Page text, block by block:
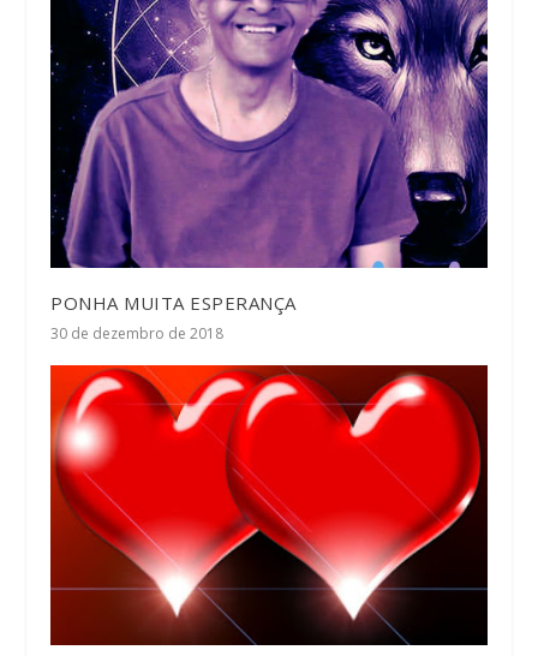
PONHA MUITA ESPERANÇA
30 de dezembro de 2018